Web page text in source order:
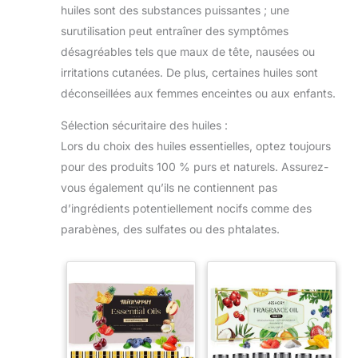
coucher, la garde-robe,
les voyages, le nettoyage,
etc. GoûT Exceptionnel :
pour transmettre des soins
exquis. L'emballage
exquis souligne les
des parents pour les
anniversaires, la Saint-
Valentin, Noël et d'autres
festivals pour offrir un
cadeau attentionné plein
d'énergie naturelle.
JOIE : Ce coffret est le présent idéal pour qui
souhaite colorer ses journées d’une touche de
positivité. Une invitation à célébrer les moments
heureux, à créer des ambiances accueillantes et à
offrir un sourire invisible mais perceptible : l’essence
même de la bonne humeur en flacon.
huiles sont des substances puissantes ; une
surutilisation peut entraîner des symptômes
désagréables tels que maux de tête, nausées ou
irritations cutanées. De plus, certaines huiles sont
déconseillées aux femmes enceintes ou aux enfants.
Sélection sécuritaire des huiles :
Lors du choix des huiles essentielles, optez toujours
pour des produits 100 % purs et naturels. Assurez-
vous également qu’ils ne contiennent pas
d’ingrédients potentiellement nocifs comme des
parabènes, des sulfates ou des phtalates.